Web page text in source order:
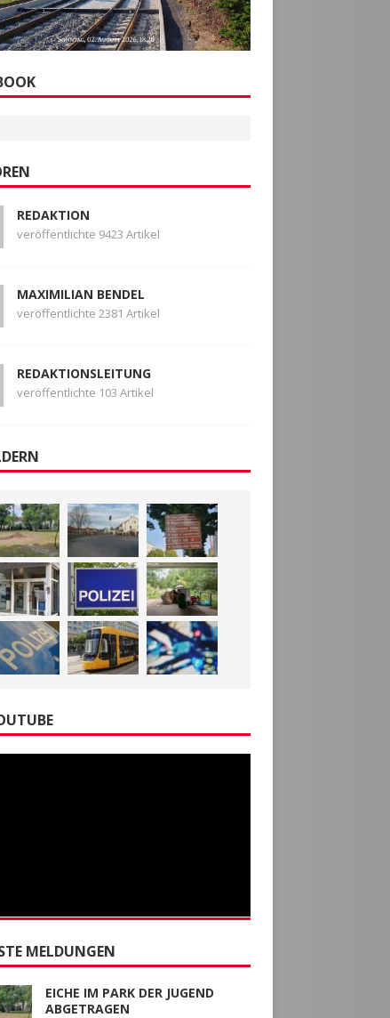
REDAKTION
veröffentlichte 9423 Artikel
MAXIMILIAN BENDEL
veröffentlichte 2381 Artikel
REDAKTIONSLEITUNG
veröffentlichte 103 Artikel
MELDUNGEN
EICHE IM PARK DER JUGEND
ABGETRAGEN